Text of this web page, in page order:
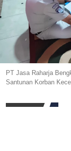
PT Jasa Raharja
Santunan Korban